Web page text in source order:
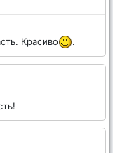
Красиво .